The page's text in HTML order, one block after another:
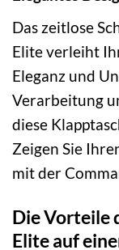
Das zeitlose
Elite verleiht
Eleganz und
Verarbeitung
diese
Zeigen Sie
mit der
Die Vorteile
Elite auf